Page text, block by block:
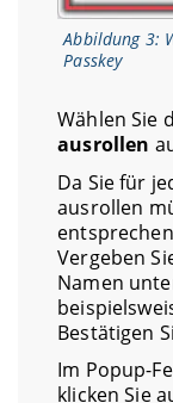
Abbildung 3:
Passkey
Wählen Sie
ausrollen
Da Sie für
ausrollen
Vergeben
Namen
Bestätigen
Im Popup-
klicken Sie